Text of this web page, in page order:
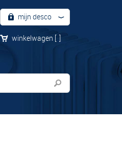
mijn desco
winkelwagen [ ]